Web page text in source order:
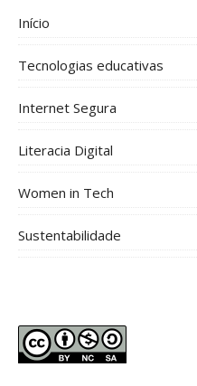
Início
Tecnologias educativas
Internet Segura
Literacia Digital
Women in Tech
Sustentabilidade